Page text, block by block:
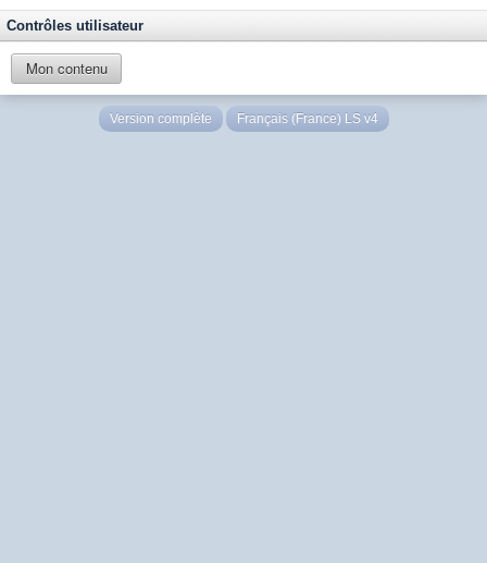
Contrôles utilisateur
Mon contenu
Version complète Français (France) LS v4